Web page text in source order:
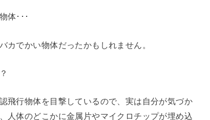
体･･･
カでかい物体だったかもしれません。
飛行物体を目撃しているので、実は自分が気づか
人体のどこかに金属片やマイクロチップが埋め込